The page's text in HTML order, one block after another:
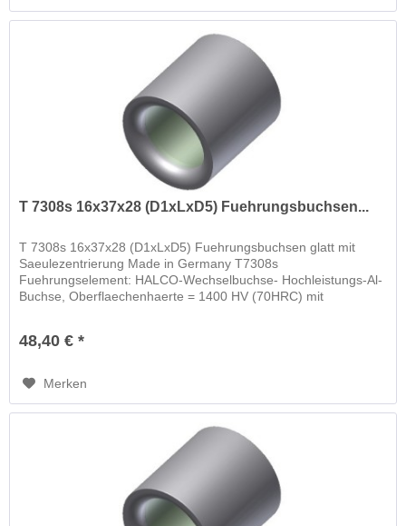
T 7308s 16x37x28 (D1xLxD5) Fuehrungsbuchsen...
T 7308s 16x37x28 (D1xLxD5) Fuehrungsbuchsen glatt mit
Saeulezentrierung Made in Germany T7308s
Fuehrungselement: HALCO-Wechselbuchse- Hochleistungs-Al-
Buchse, Oberflaechenhaerte = 1400 HV (70HRC) mit
48,40 € *
Merken